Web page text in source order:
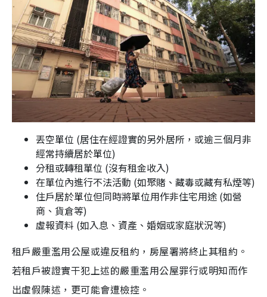
丟空單位 (居住在經證實的另外居所，或逾三個月非
經常持續居於單位)
分租或轉租單位 (沒有租金收入)
在單位內進行不法活動 (如聚賭、藏毒或藏有私煙等)
住戶居於單位但同時將單位用作非住宅用途 (如營
商、貨倉等)
虛報資料 (如入息、資產、婚姻或家庭狀況等)
租戶嚴重濫用公屋或違反租約，房屋署將終止其租約。
若租戶被證實干犯上述的嚴重濫用公屋罪行或明知而作
出虛假陳述，更可能會遭檢控。